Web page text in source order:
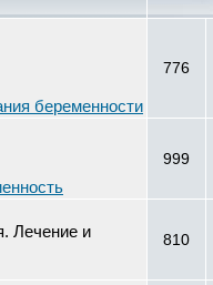
беременности
776
999
Лечение и
810